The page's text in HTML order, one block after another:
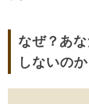
なぜ？あ
しないのか